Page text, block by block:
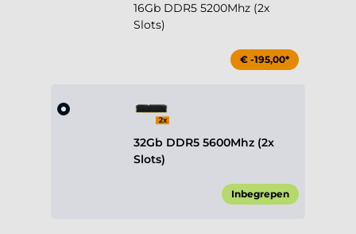
16Gb DDR5 5200Mhz (2x
Slots)
€ -195,00*
32Gb DDR5 5600Mhz (2x
Slots)
Inbegrepen